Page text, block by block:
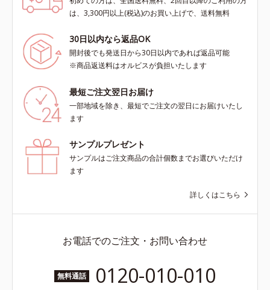
は、3,300円以上(税込)のお買い上げで、送料無料
30日以内なら返品OK
開封後でも発送日から30日以内であれば返品可能
※商品返送料はオルビスが負担いたします
最短ご注文翌日お届け
一部地域を除き、最短でご注文の翌日にお届けいたし
ます
サンプルプレゼント
サンプルはご注文商品の合計個数までお選びいただけ
ます
詳しくはこちら
お電話でのご注文・お問い合わせ
無料通話 0120-010-010